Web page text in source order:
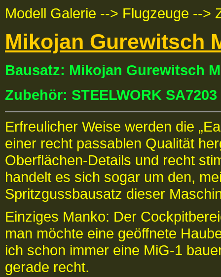
Modell Galerie --> Flugzeuge -->
Mikojan Gurewitsch
Bausatz: Mikojan Gurewitsch
Zubehör: STEELWORK SA7203
Erfreulicher Weise werden die
einer recht passablen Qualität
Oberflächen-Details und recht
handelt es sich sogar um den,
Spritzgussbausatz dieser
Einziges Manko: Der
man möchte eine geöffnete
ich schon immer eine MiG-1
gerade recht.